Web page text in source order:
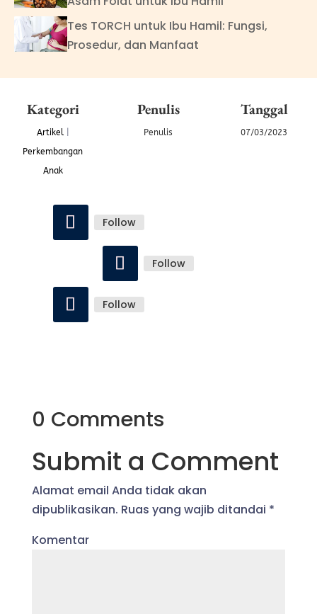
Tes TORCH untuk Ibu Hamil: Fungsi,
Prosedur, dan Manfaat
Kategori
Artikel|
Perkembangan
Anak
Penulis
Penulis
Tanggal
07/03/2023
Follow
Follow
Follow
0 Comments
Submit a Comment
Alamat email Anda tidak akan
dipublikasikan. Ruas yang wajib ditandai *
Komentar